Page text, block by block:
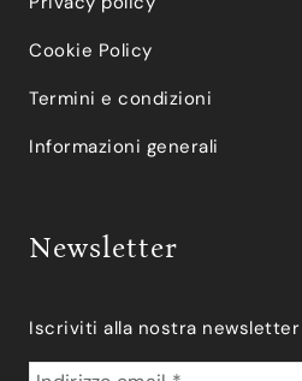
Cookie Policy
Termini e condizioni
Informazioni generali
Newsletter
Iscriviti alla nostra newsletter